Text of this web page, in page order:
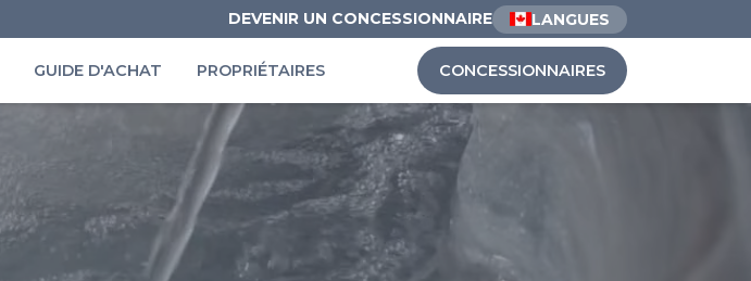
DEVENIR UN CONCESSIONNAIRE LANGUES
GUIDE D'ACHAT PROPRIÉTAIRES CONCESSIONNAIRES